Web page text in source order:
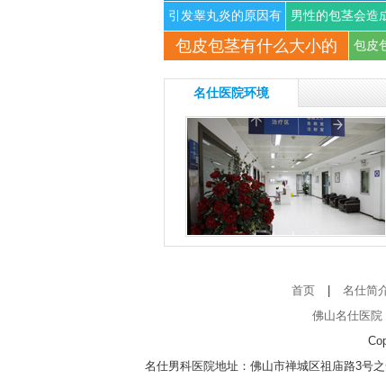
引发睾丸炎的原因有
什
男性的包茎会造
包皮包茎有什么大小的 包皮
名仕医院环境
首页 名仕简
佛山名仕医院
名仕男科医院地址：佛山市禅城区祖庙路3号